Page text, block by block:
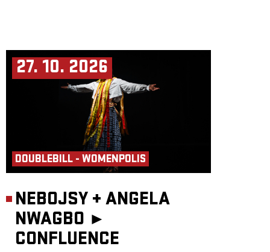
27. 10. 2026
DOUBLEBILL - WOMENPOLIS
NEBOJSY + ANGELA
NWAGBO ►
CONFLUENCE